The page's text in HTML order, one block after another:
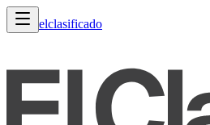
elclasificado